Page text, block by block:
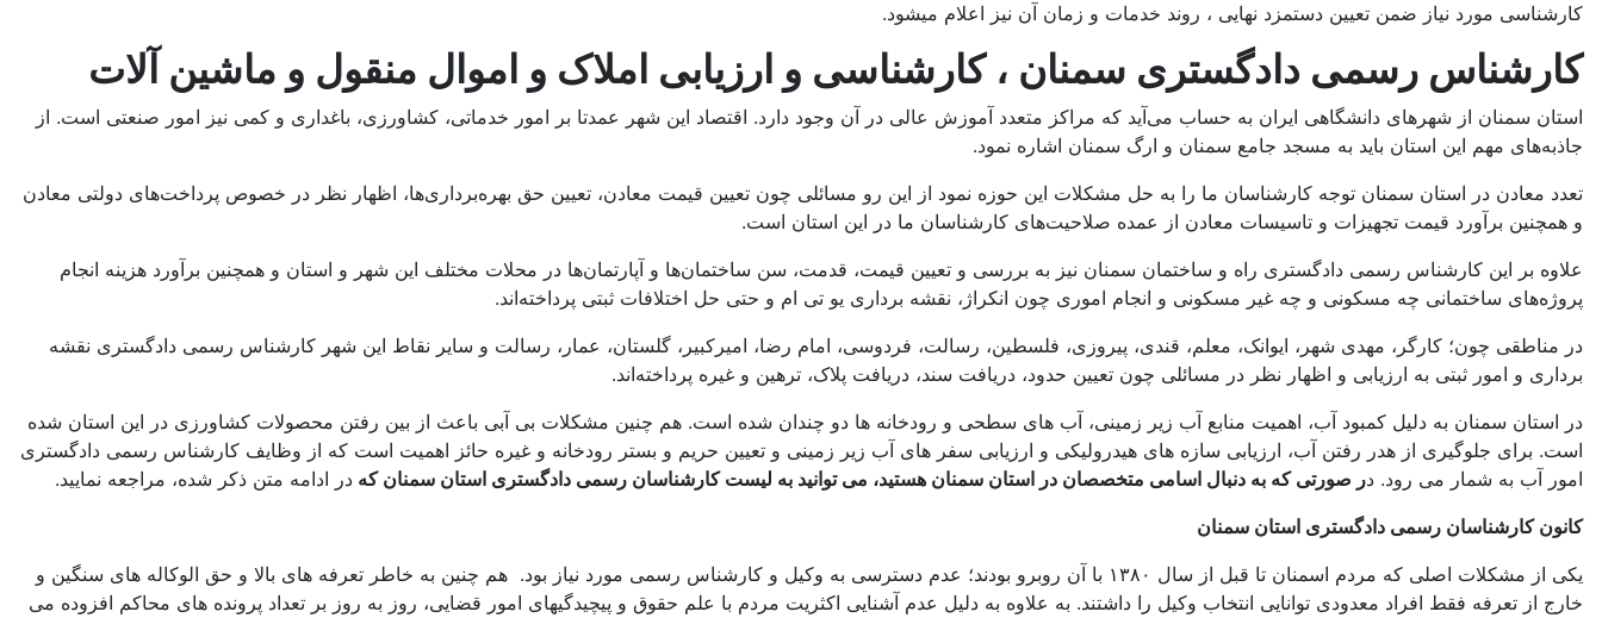
کارشناسی مورد نیاز ضمن تعیین دستمزد نهایی ، روند خدمات و زمان آن نیز اعلام میشود.
کارشناس رسمی دادگستری سمنان ، کارشناسی و ارزیابی املاک و اموال منقول و ماشین آلات
استان سمنان از شهر‌های دانشگاهی ایران به حساب می‌آید که مراکز متعدد آموزش عالی در آن وجود دارد. اقتصاد این شهر عمدتا بر امور خدماتی، کشاورزی، باغداری و کمی نیز امور صنعتی است. از
جاذبه‌های مهم این استان باید به مسجد جامع سمنان و ارگ سمنان اشاره نمود.
تعدد معادن در استان سمنان توجه کارشناسان ما را به حل مشکلات این حوزه نمود از این رو مسائلی چون تعیین قیمت معادن، تعیین حق بهره‌برداری‌ها، اظهار نظر در خصوص پرداخت‌های دولتی معادن
و همچنین برآورد قیمت تجهیزات و تاسیسات معادن از عمده صلاحیت‌های کارشناسان ما در این استان است.
علاوه بر این کارشناس رسمی دادگستری راه و ساختمان سمنان نیز به بررسی و تعیین قیمت، قدمت، سن ساختمان‌ها و آپارتمان‌ها در محلات مختلف این شهر و استان و همچنین برآورد هزینه انجام
پروژه‌های ساختمانی چه مسکونی و چه غیر مسکونی و انجام اموری چون انکراژ، نقشه برداری یو تی ام و حتی حل اختلافات ثبتی پرداخته‌اند.
در مناطقی چون؛ کارگر، مهدی شهر، ایوانک، معلم، قندی، پیروزی، فلسطین، رسالت، فردوسی، امام رضا، امیرکبیر، گلستان، عمار، رسالت و سایر نقاط این شهر کارشناس رسمی دادگستری نقشه
برداری و امور ثبتی به ارزیابی و اظهار نظر در مسائلی چون تعیین حدود، دریافت سند، دریافت پلاک، ترهین و غیره پرداخته‌اند.
در استان سمنان به دلیل کمبود آب، اهمیت منابع آب زیر زمینی، آب های سطحی و رودخانه ها دو چندان شده است. هم چنین مشکلات بی آبی باعث از بین رفتن محصولات کشاورزی در این استان شده
است. برای جلوگیری از هدر رفتن آب، ارزیابی سازه های هیدرولیکی و ارزیابی سفر های آب زیر زمینی و تعیین حریم و بستر رودخانه و غیره حائز اهمیت است که از وظایف کارشناس رسمی دادگستری
امور آب به شمار می رود. در صورتی که به دنبال اسامی متخصصان در استان سمنان هستید، می توانید به لیست کارشناسان رسمی دادگستری استان سمنان که در ادامه متن ذکر شده، مراجعه نمایید.
کانون کارشناسان رسمی دادگستری استان سمنان
یکی از مشکلات اصلی که مردم اسمنان تا قبل از سال ۱۳۸۰ با آن روبرو بودند؛ عدم دسترسی به وکیل و کارشناس رسمی مورد نیاز بود. هم چنین به خاطر تعرفه های بالا و حق الوکاله های سنگین و
خارج از تعرفه فقط افراد معدودی توانایی انتخاب وکیل را داشتند. به علاوه به دلیل عدم آشنایی اکثریت مردم با علم حقوق و پیچیدگیهای امور قضایی، روز به روز بر تعداد پرونده های محاکم افزوده می